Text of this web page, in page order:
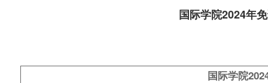
国际学院2024年
国际学院